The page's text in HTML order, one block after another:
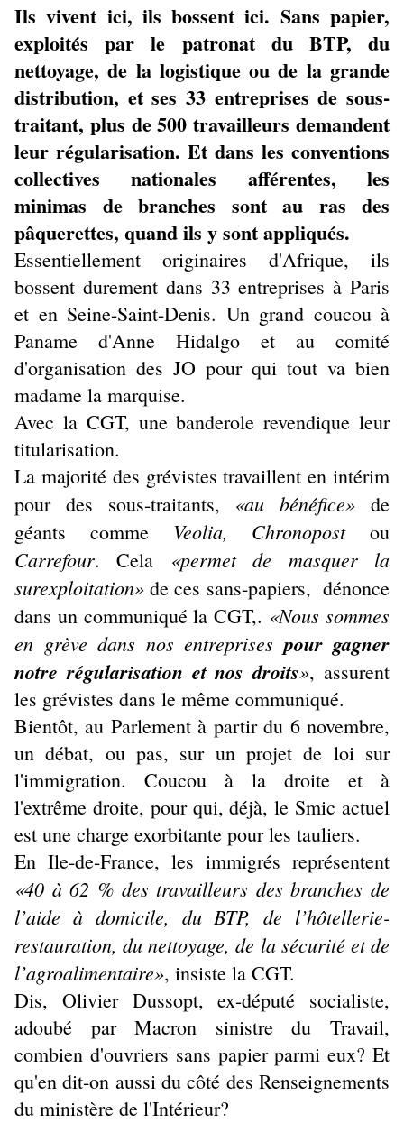
Ils vivent ici, ils bossent ici. Sans papier,
exploités par le patronat du BTP, du
nettoyage, de la logistique ou de la grande
distribution, et ses 33 entreprises de sous-
traitant, plus de 500 travailleurs demandent
leur régularisation. Et dans les conventions
collectives nationales afférentes, les
minimas de branches sont au ras des
pâquerettes, quand ils y sont appliqués.
Essentiellement originaires d'Afrique, ils
bossent durement dans 33 entreprises à Paris
et en Seine-Saint-Denis. Un grand coucou à
Paname d'Anne Hidalgo et au comité
d'organisation des JO pour qui tout va bien
madame la marquise.
Avec la CGT, une banderole revendique leur
titularisation.
La majorité des grévistes travaillent en intérim
pour des sous-traitants, «au bénéfice» de
géants comme Veolia, Chronopostou
Carrefour. Cela «permet de masquer la
surexploitation» de ces sans-papiers, dénonce
dans un communiqué la CGT,. «Nous sommes
en grève dans nos entreprisespour gagner
notre régularisation et nos droits», assurent
les grévistes dans le même communiqué.
Bientôt, au Parlement à partir du 6 novembre,
un débat, ou pas, sur un projet de loi sur
l'immigration. Coucou à la droite et à
l'extrême droite, pour qui, déjà, le Smic actuel
est une charge exorbitante pour les tauliers.
En Ile-de-France, les immigrés représentent
«40 à 62 % des travailleurs des branches de
l’aide à domicile, du BTP, de l’hôtellerie-
restauration, du nettoyage, de la sécurité et de
l’agroalimentaire», insiste la CGT.
Dis, Olivier Dussopt, ex-député socialiste,
adoubé par Macron sinistre du Travail,
combien d'ouvriers sans papier parmi eux? Et
qu'en dit-on aussi du côté des Renseignements
du ministère de l'Intérieur?